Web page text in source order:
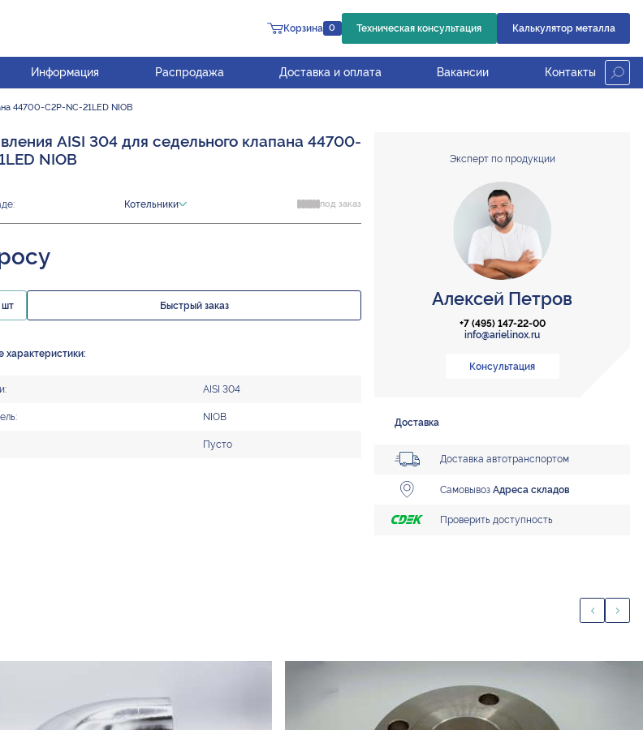
Корзина 0 Техническая консультация Калькулятор металла
Информация Распродажа Доставка и оплата Вакансии Контакты
44700-C2P-NC-21LED NIOB
AISI 304 для седельного клапана 44700-
NIOB
Котельники под заказ
шт Быстрый заказ
характеристики:
AISI 304
NIOB
Пусто
Эксперт по продукции
Алексей Петров
+7 (495) 147-22-00
info@arielinox.ru
Консультация
Доставка
Доставка автотранспортом
СамовывозАдреса складов
Проверить доступность